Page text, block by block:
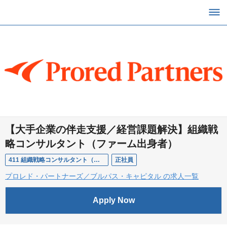
【大手企業の伴走支援／経営課題解決】組織戦
略コンサルタント（ファーム出身者）
411 組織戦略コンサルタント（ファーム経験者） 正社員
プロレド・パートナーズ／ブルパス・キャピタル の求人一覧
Apply Now